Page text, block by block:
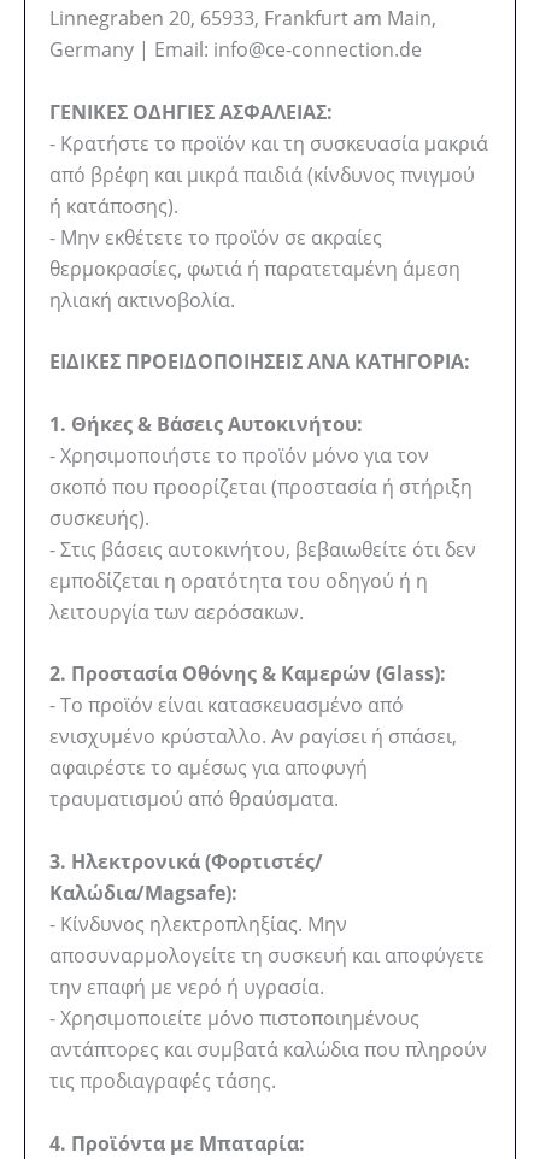
Linnegraben 20, 65933, Frankfurt am Main,
Germany | Email: info@ce-connection.de
ΓΕΝΙΚΕΣ ΟΔΗΓΙΕΣ ΑΣΦΑΛΕΙΑΣ:
- Κρατήστε το προϊόν και τη συσκευασία μακριά
από βρέφη και μικρά παιδιά (κίνδυνος πνιγμού
ή κατάποσης).
- Μην εκθέτετε το προϊόν σε ακραίες
θερμοκρασίες, φωτιά ή παρατεταμένη άμεση
ηλιακή ακτινοβολία.
ΕΙΔΙΚΕΣ ΠΡΟΕΙΔΟΠΟΙΗΣΕΙΣ ΑΝΑ ΚΑΤΗΓΟΡΙΑ:
1. Θήκες & Βάσεις Αυτοκινήτου:
- Χρησιμοποιήστε το προϊόν μόνο για τον
σκοπό που προορίζεται (προστασία ή στήριξη
συσκευής).
- Στις βάσεις αυτοκινήτου, βεβαιωθείτε ότι δεν
εμποδίζεται η ορατότητα του οδηγού ή η
λειτουργία των αερόσακων.
2. Προστασία Οθόνης & Καμερών (Glass):
- Το προϊόν είναι κατασκευασμένο από
ενισχυμένο κρύσταλλο. Αν ραγίσει ή σπάσει,
αφαιρέστε το αμέσως για αποφυγή
τραυματισμού από θραύσματα.
3. Ηλεκτρονικά (Φορτιστές/
Καλώδια/Magsafe):
- Κίνδυνος ηλεκτροπληξίας. Μην
αποσυναρμολογείτε τη συσκευή και αποφύγετε
την επαφή με νερό ή υγρασία.
- Χρησιμοποιείτε μόνο πιστοποιημένους
αντάπτορες και συμβατά καλώδια που πληρούν
τις προδιαγραφές τάσης.
4. Προϊόντα με Μπαταρία: